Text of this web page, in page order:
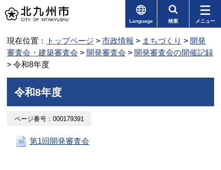
Language 検索 メニュー
現在位置： トップページ > 市政情報 > まちづくり > 開発
審査会・建築審査会 > 開発審査会 > 開発審査会の開催記録
> 令和8年度
令和8年度
ページ番号：000179391
第1回開発審査会